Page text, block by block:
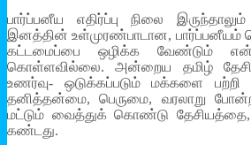
பார்ப்பனீய எதிர்ப்பு நிலை
இனத்தின் உள்முரண்பாடான, பார்ப்பனீயம்
கட்டமைப்பை ஒழிக்க வேண்டும்
கொள்ளவில்லை. அன்றைய தமிழ்
உணர்வு- ஒடுக்கப்படும் மக்களை பற்றி
தனித்தன்மை, பெருமை, வரலாறு
மட்டும் வைத்துக் கொண்டு
கண்டது.